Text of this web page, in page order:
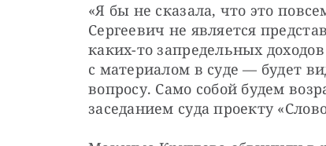
«Я бы не сказала, что это
Сергеевич не является
каких-то запредельных
с материалом в суде — будет
вопросу. Само собой будем
заседанием суда проекту